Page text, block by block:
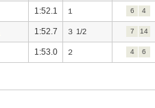
1:52.1 １ 6 4
1:52.7 ３ 1/2 7 14
1:53.0 ２ 4 6